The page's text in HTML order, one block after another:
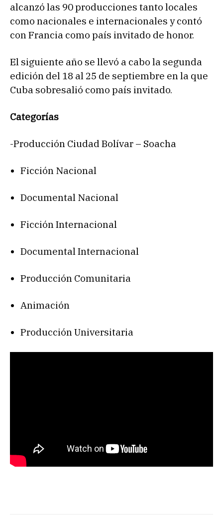
alcanzó las 90 producciones tanto locales
como nacionales e internacionales y contó
con Francia como país invitado de honor.
El siguiente año se llevó a cabo la segunda
edición del 18 al 25 de septiembre en la que
Cuba sobresalió como país invitado.
Categorías
-Producción Ciudad Bolívar – Soacha
Ficción Nacional
Documental Nacional
Ficción Internacional
Documental Internacional
Producción Comunitaria
Animación
Producción Universitaria